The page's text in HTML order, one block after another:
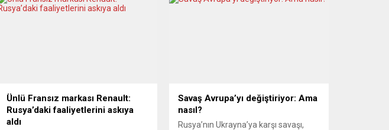
Ünlü Fransız markası Renault:
Rusya’daki faaliyetlerini askıya
aldı
Savaş Avrupa’yı değiştiriyor: Ama
nasıl?
Rusya’nın Ukrayna’ya karşı savaşı,